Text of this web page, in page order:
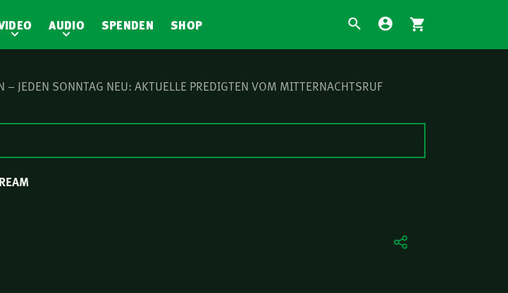
AUDIO SPENDEN SHOP
– JEDEN SONNTAG NEU: AKTUELLE PREDIGTEN VOM MITTERNACHTSRUF